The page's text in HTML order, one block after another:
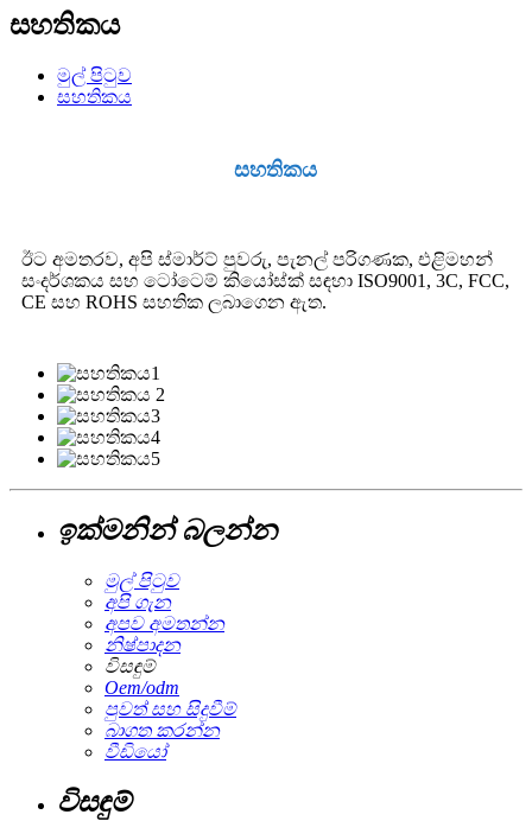
සහතිකය
මුල් පිටුව
සහතිකය
සහතිකය
ඊට අමතරව, අපි ස්මාර්ට් පුවරු, පැනල් පරිගණක, එළිමහන්
සංදර්ශකය සහ ටෝටෙම් කියෝස්ක් සඳහා ISO9001, 3C, FCC,
CE සහ ROHS සහතික ලබාගෙන ඇත.
ඉක්මනින් බලන්න
මුල් පිටුව
අපි ගැන
අපව අමතන්න
නිෂ්පාදන
විසඳුම්
Oem/odm
පුවත් සහ සිදුවීම්
බාගත කරන්න
වීඩියෝ
විසඳුම්